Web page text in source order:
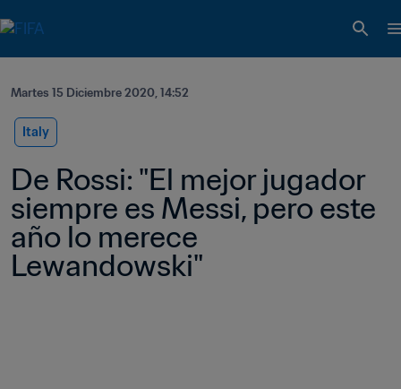
Martes 15 Diciembre 2020, 14:52
Italy
De Rossi: "El mejor jugador
siempre es Messi, pero este
año lo merece
Lewandowski"